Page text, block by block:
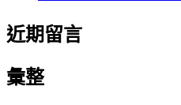
近期留言
彙整